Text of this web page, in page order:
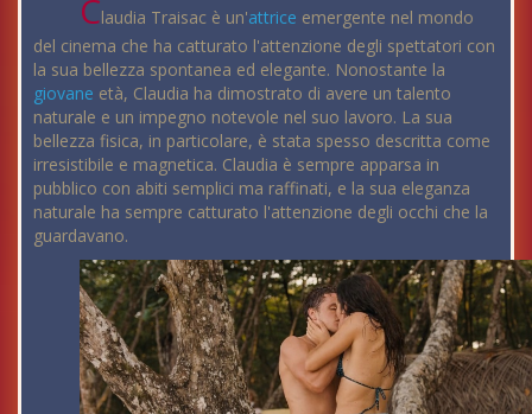
Claudia Traisac è un'attrice emergente nel mondo
del cinema che ha catturato l'attenzione degli spettatori con
la sua bellezza spontanea ed elegante. Nonostante la
giovane età, Claudia ha dimostrato di avere un talento
naturale e un impegno notevole nel suo lavoro. La sua
bellezza fisica, in particolare, è stata spesso descritta come
irresistibile e magnetica. Claudia è sempre apparsa in
pubblico con abiti semplici ma raffinati, e la sua eleganza
naturale ha sempre catturato l'attenzione degli occhi che la
guardavano.